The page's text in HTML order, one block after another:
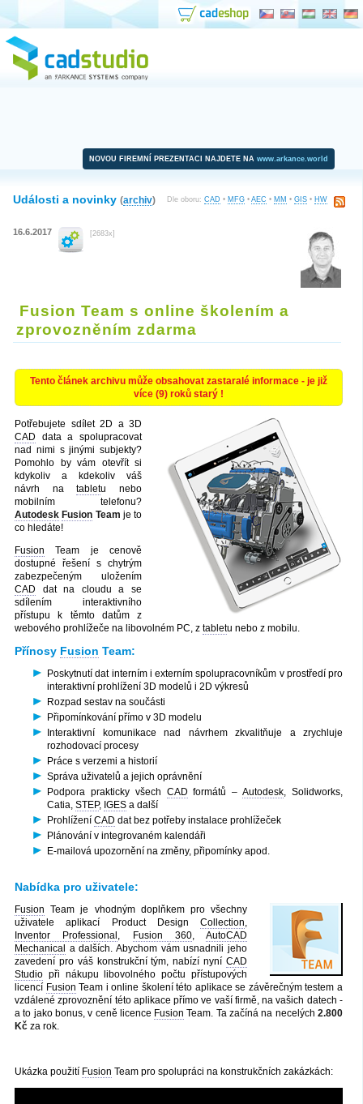
NOVOU FIREMNÍ PREZENTACI NAJDETE NA www.arkance.world
Dle oboru: CAD • MFG • AEC • MM • GIS • HW
Události a novinky (archiv)
16.6.2017 [2683x]
Fusion Team s online školením a
zprovozněním zdarma
Tento článek archivu může obsahovat zastaralé informace - je již
více (9) roků starý !
Potřebujete sdílet 2D a 3D
CAD data a spolupracovat
nad nimi s jinými subjekty?
Pomohlo by vám otevřít si
kdykoliv a kdekoliv váš
návrh natabletu nebo
mobilním telefonu?
Autodesk Fusion Team je to
co hledáte!
Fusion Team je cenově
dostupné řešení s chytrým
zabezpečeným uložením
CAD dat na cloudu a se
sdílením interaktivního
přístupu k těmto datům z
webového prohlížeče na libovolném PC, z tabletu nebo z mobilu.
Přínosy Fusion Team:
Poskytnutí dat interním i externím spolupracovníkům v prostředí pro
interaktivní prohlížení 3D modelů i 2D výkresů
Rozpad sestav na součásti
Připomínkování přímo v 3D modelu
Interaktivní komunikace nad návrhem zkvalitňuje a zrychluje
rozhodovací procesy
Práce s verzemi a historií
Správa uživatelů a jejich oprávnění
Podpora prakticky všech CAD formátů –Autodesk, Solidworks,
Catia, STEP, IGES a další
Prohlížení CAD dat bez potřeby instalace prohlížeček
Plánování v integrovaném kalendáři
E-mailová upozornění na změny, připomínky apod.
Nabídka pro uživatele:
Fusion Team je vhodným doplňkem pro všechny
uživatele aplikací Product Design Collection,
Inventor Professional , Fusion 360, AutoCAD
Mechanical a dalších. Abychom vám usnadnili jeho
zavedení pro váš konstrukční tým, nabízí nyní CAD
Studio při nákupu libovolného počtu přístupových
licencí Fusion Team i online školení této aplikace se závěrečným testem a
vzdálené zprovoznění této aplikace přímo ve vaší firmě, na vašich datech -
a to jako bonus, v ceně licence Fusion Team. Ta začíná na necelých2.800
Kč za rok.
Ukázka použití Fusion Team pro spolupráci na konstrukčních zakázkách: